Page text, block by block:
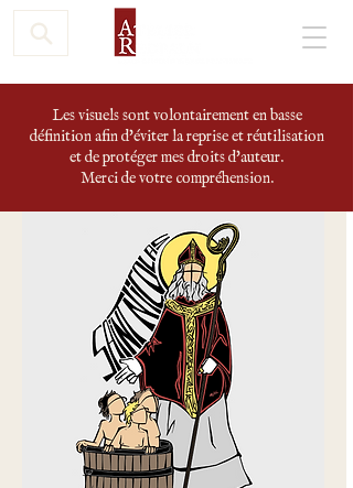
Les visuels sont volontairement en basse
définition afin d'éviter la reprise et réutilisation
et de protéger mes droits d'auteur.
Merci de votre compréhension.